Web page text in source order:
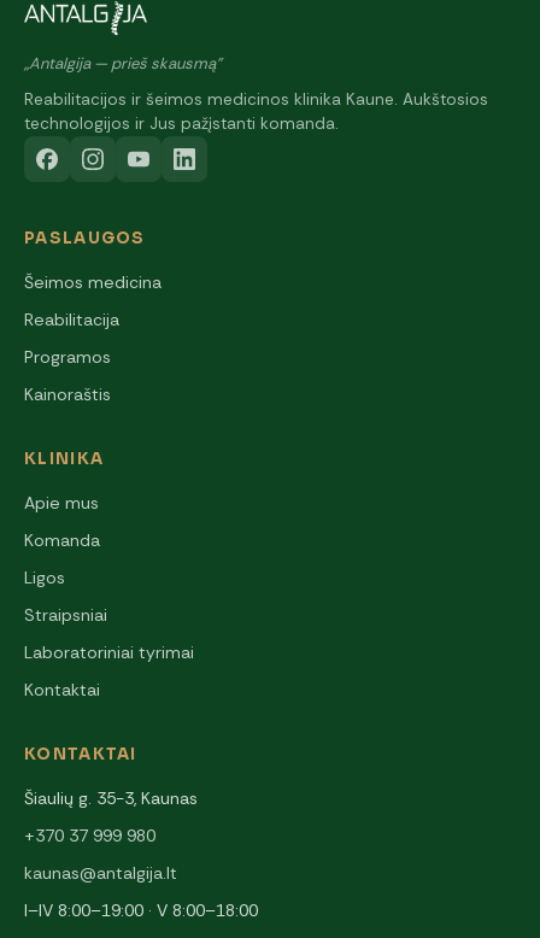
„Antalgija — prieš skausmą"
Reabilitacijos ir šeimos medicinos klinika Kaune. Aukštosios
technologijos ir Jus pažįstanti komanda.
PASLAUGOS
Šeimos medicina
Reabilitacija
Programos
Kainoraštis
KLINIKA
Apie mus
Komanda
Ligos
Straipsniai
Laboratoriniai tyrimai
Kontaktai
KONTAKTAI
Šiaulių g. 35-3, Kaunas
+370 37 999 980
kaunas@antalgija.lt
I–IV 8:00–19:00 · V 8:00–18:00